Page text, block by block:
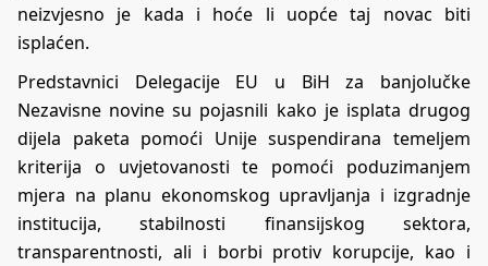
neizvjesno je kada i hoće li uopće taj novac biti
isplaćen.
Predstavnici Delegacije EU u BiH za banjolučke
Nezavisne novine su pojasnili kako je isplata drugog
dijela paketa pomoći Unije suspendirana temeljem
kriterija o uvjetovanosti te pomoći poduzimanjem
mjera na planu ekonomskog upravljanja i izgradnje
institucija, stabilnosti finansijskog sektora,
transparentnosti, ali i borbi protiv korupcije, kao i